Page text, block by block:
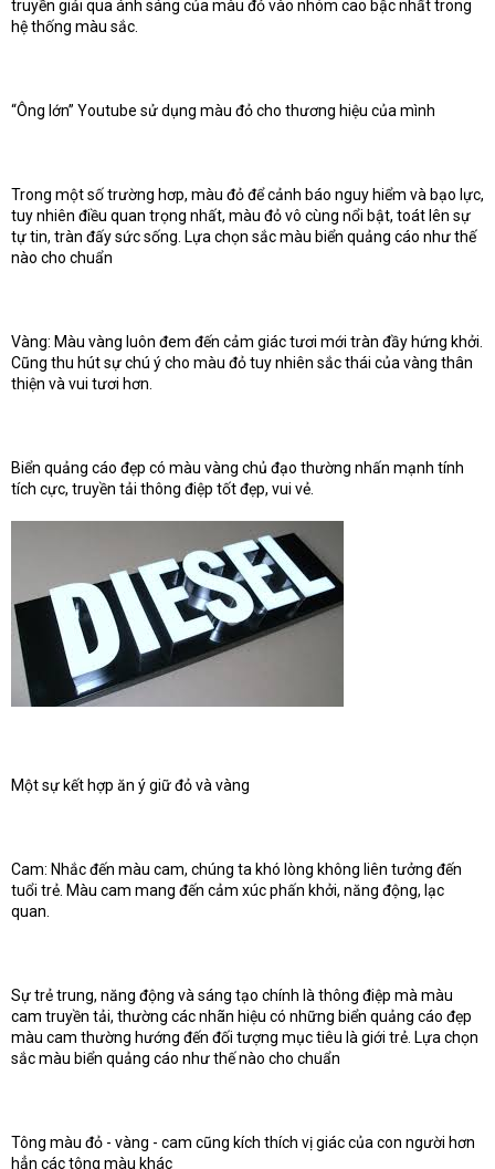
truyền giải qua ánh sáng của màu đỏ vào nhóm cao bậc nhất trong
hệ thống màu sắc.
“Ông lớn” Youtube sử dụng màu đỏ cho thương hiệu của mình
Trong một số trường hơp, màu đỏ để cảnh báo nguy hiểm và bạo lực,
tuy nhiên điều quan trọng nhất, màu đỏ vô cùng nổi bật, toát lên sự
tự tin, tràn đấy sức sống. Lựa chọn sắc màu biển quảng cáo như thế
nào cho chuẩn
Vàng: Màu vàng luôn đem đến cảm giác tươi mới tràn đầy hứng khởi.
Cũng thu hút sự chú ý cho màu đỏ tuy nhiên sắc thái của vàng thân
thiện và vui tươi hơn.
Biển quảng cáo đẹp có màu vàng chủ đạo thường nhấn mạnh tính
tích cực, truyền tải thông điệp tốt đẹp, vui vẻ.
Một sự kết hợp ăn ý giữ đỏ và vàng
Cam: Nhắc đến màu cam, chúng ta khó lòng không liên tưởng đến
tuổi trẻ. Màu cam mang đến cảm xúc phấn khởi, năng động, lạc
quan.
Sự trẻ trung, năng động và sáng tạo chính là thông điệp mà màu
cam truyền tải, thường các nhãn hiệu có những biển quảng cáo đẹp
màu cam thường hướng đến đối tượng mục tiêu là giới trẻ. Lựa chọn
sắc màu biển quảng cáo như thế nào cho chuẩn
Tông màu đỏ - vàng - cam cũng kích thích vị giác của con người hơn
hẳn các tông màu khác